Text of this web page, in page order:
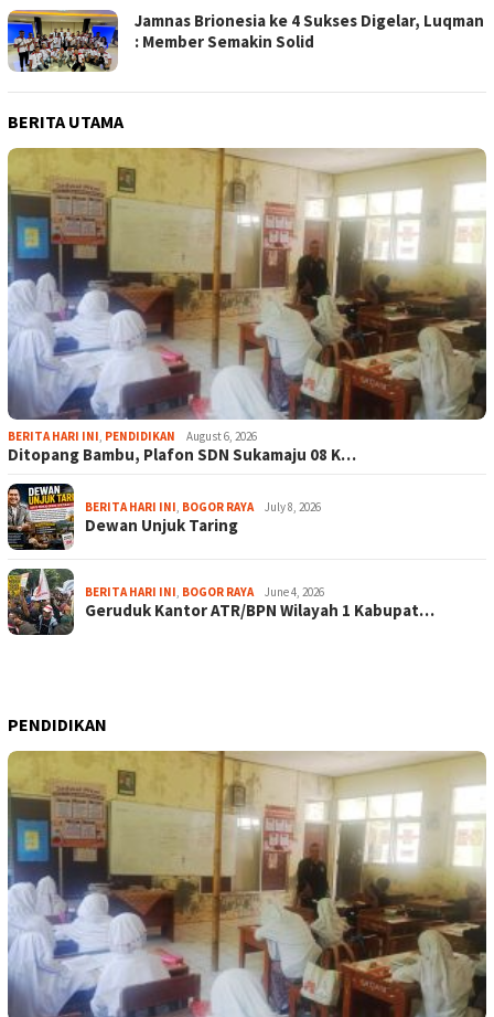
Jamnas Brionesia ke 4 Sukses Digelar, Luqman
: Member Semakin Solid
BERITA UTAMA
BERITA HARI INI, PENDIDIKAN August 6, 2026
Ditopang Bambu, Plafon SDN Sukamaju 08 K…
BERITA HARI INI, BOGOR RAYA July 8, 2026
Dewan Unjuk Taring
BERITA HARI INI, BOGOR RAYA June 4, 2026
Geruduk Kantor ATR/BPN Wilayah 1 Kabupat…
PENDIDIKAN